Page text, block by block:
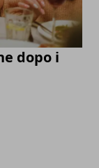
dopo i